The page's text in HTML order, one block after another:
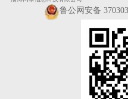
鲁公网安备